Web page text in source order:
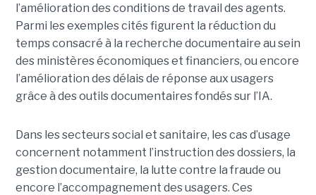
l’amélioration des conditions de travail des agents.
Parmi les exemples cités figurent la réduction du
temps consacré à la recherche documentaire au sein
des ministères économiques et financiers, ou encore
l’amélioration des délais de réponse aux usagers
grâce à des outils documentaires fondés sur l’IA.
Dans les secteurs social et sanitaire, les cas d’usage
concernent notamment l’instruction des dossiers, la
gestion documentaire, la lutte contre la fraude ou
encore l’accompagnement des usagers. Ces